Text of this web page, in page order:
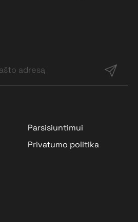
Parsisiuntimui
Privatumo politika